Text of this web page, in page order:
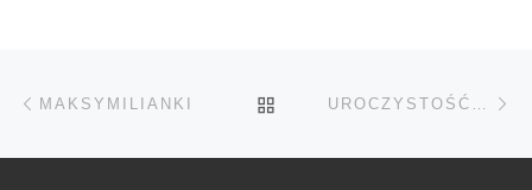
Przeglądanie Wpisów
MAKSYMILIANKI POWRÓT DO LISTY